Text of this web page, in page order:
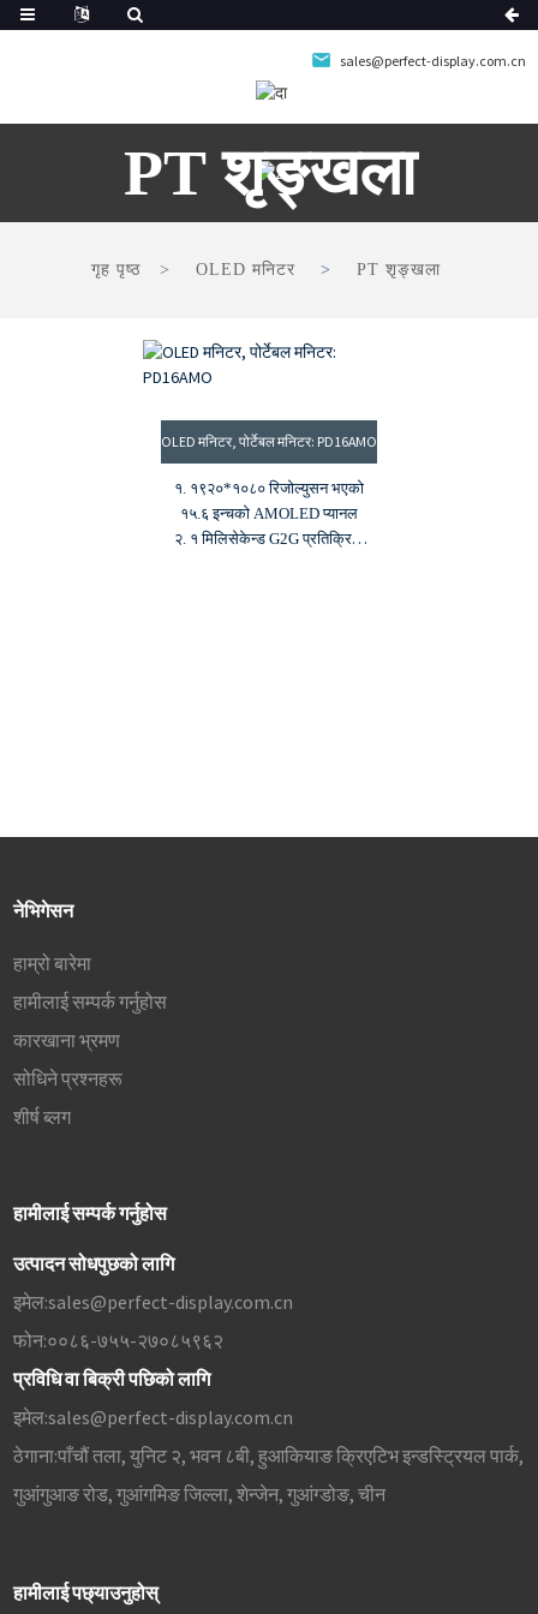
sales@perfect-display.com.cn
PT शृङ्खला
गृह पृष्ठ OLED मनिटर PT शृङ्खला
OLED मनिटर, पोर्टेबल मनिटर: PD16AMO
१. १९२०*१०८० रिजोल्युसन भएको
१५.६ इन्चको AMOLED प्यानल
२. १ मिलिसेकेन्ड G2G प्रतिक्रिया
नेभिगेसन
हाम्रो बारेमा
हामीलाई सम्पर्क गर्नुहोस
कारखाना भ्रमण
सोधिने प्रश्नहरू
शीर्ष ब्लग
हामीलाई सम्पर्क गर्नुहोस
उत्पादन सोधपुछको लागि
इमेल:sales@perfect-display.com.cn
फोन:००८६-७५५-२७०८५९६२
प्रविधि वा बिक्री पछिको लागि
इमेल:sales@perfect-display.com.cn
ठेगाना:पाँचौं तला, युनिट २, भवन ८बी, हुआकियाङ क्रिएटिभ इन्डस्ट्रियल पार्क,
गुआंगुआङ रोड, गुआंगमिङ जिल्ला, शेन्जेन, गुआंग्डोङ, चीन
हामीलाई पछ्याउनुहोस्